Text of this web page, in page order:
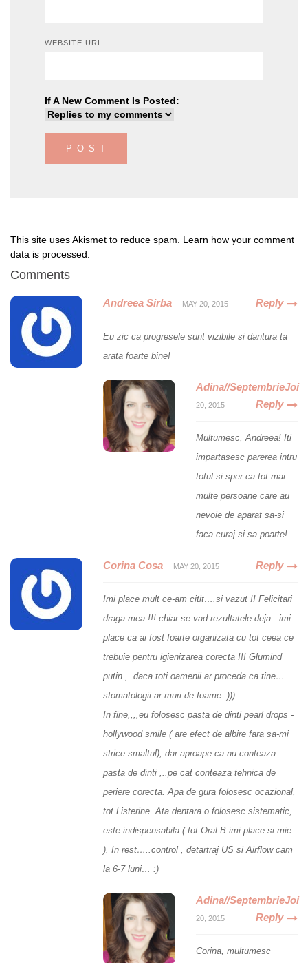
WEBSITE URL
If A New Comment Is Posted:
This site uses Akismet to reduce spam. Learn how your comment
data is processed
Comments
Andreea Sirba MAY 20, 2015 Reply
Eu zic ca progresele sunt vizibile si dantura ta
arata foarte bine!
Adina//SeptembrieJoi
20, 2015 Reply
Multumesc, Andreea! Iti
impartasesc parerea intru
totul si sper ca tot mai
multe persoane care au
nevoie de aparat sa-si
faca curaj si sa poarte!
Corina Cosa MAY 20, 2015 Reply
Imi place mult ce-am citit….si vazut !! Felicitari
draga mea !!! chiar se vad rezultatele deja.. imi
place ca ai fost foarte organizata cu tot ceea ce
trebuie pentru igienizarea corecta !!! Glumind
putin ,..daca toti oamenii ar proceda ca tine…
stomatologii ar muri de foame :)))
In fine,,,,eu folosesc pasta de dinti pearl drops -
hollywood smile ( are efect de albire fara sa-mi
strice smaltul), dar aproape ca nu conteaza
pasta de dinti ,..pe cat conteaza tehnica de
periere corecta. Apa de gura folosesc ocazional,
tot Listerine. Ata dentara o folosesc sistematic,
este indispensabila.( tot Oral B imi place si mie
). In rest…..control , detartraj US si Airflow cam
la 6-7 luni… :)
Adina//SeptembrieJoi
20, 2015 Reply
Corina, multumesc